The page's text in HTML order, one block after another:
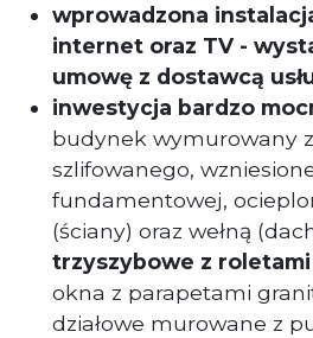
wprowadzona
internet oraz TV -
umowę z dostawcą
inwestycja bardzo
budynek wymurowany
szlifowanego,
fundamentowej,
(ściany) oraz wełną
trzyszybowe z
okna z parapetami
działowe murowane z